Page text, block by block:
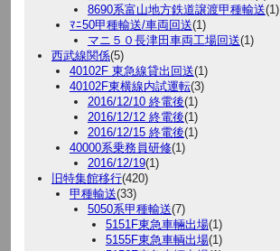
8690系富山地方鉄道譲渡甲種輸送(1)
ﾏﾆ50甲種輸送/車両回送(1)
マニ５０長津田車両工場回送(1)
西武線関係(5)
40102F 東急線貸出回送(1)
40102F東横線内試運転(3)
2016/12/10 終電後(1)
2016/12/12 終電後(1)
2016/12/15 終電後(1)
40000系乗務員研修(1)
2016/12/19(1)
旧特集館移行(420)
甲種輸送(33)
5050系甲種輸送(7)
5151F東急車輛出場(1)
5155F東急車輌出場(1)